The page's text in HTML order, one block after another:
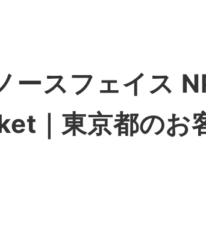
ースフェイス
｜東京都のお